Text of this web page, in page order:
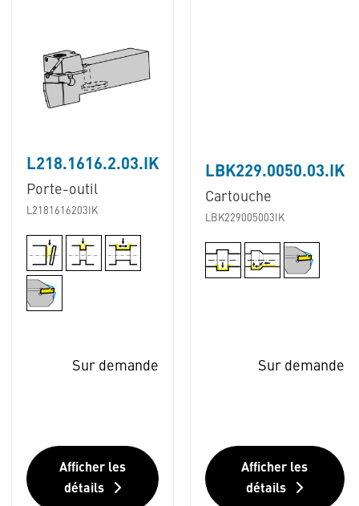
L218.1616.2.03.IK
Porte-outil
L2181616203IK
Sur demande
Afficher les
détails
LBK229.0050.03.IK
Cartouche
LBK229005003IK
Sur demande
Afficher les
détails